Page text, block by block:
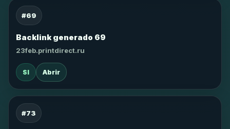
#69
Backlink generado 69
23feb.printdirect.ru
SI Abrir
#73